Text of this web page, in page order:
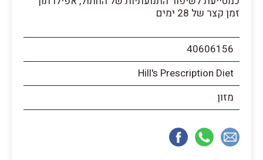
זמן קצר של 28 ימים
40606156
Hill's Prescription Diet
מזון